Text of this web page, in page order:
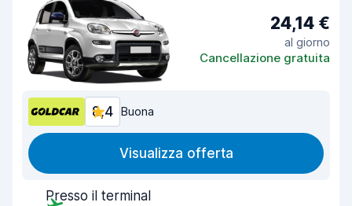
24,14 €
al giorno
Cancellazione gratuita
8,4 Buona
Visualizza offerta
Presso il terminal